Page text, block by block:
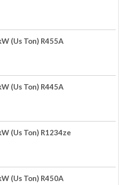
(Us Ton) R455A
(Us Ton) R445A
(Us Ton) R1234ze
(Us Ton) R450A